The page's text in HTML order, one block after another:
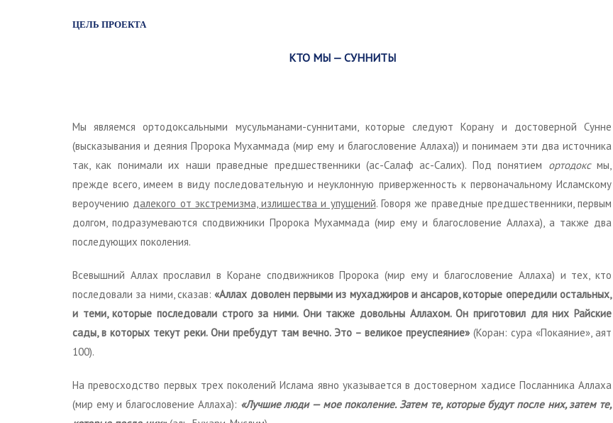
ЦЕЛЬ ПРОЕКТА
КТО МЫ — СУННИТЫ
Мы являемся ортодоксальными мусульманами-суннитами, которые следуют Корану и достоверной Сунне
(высказывания и деяния Пророка Мухаммада (мир ему и благословение Аллаха)) и понимаем эти два источника
так, как понимали их наши праведные предшественники (ас-Салаф ас-Салих). Под понятием ортодоксмы,
прежде всего, имеем в виду последовательную и неуклонную приверженность к первоначальному Исламскому
вероучению далекого от экстремизма, излишества и упущений. Говоря же праведные предшественники, первым
долгом, подразумеваются сподвижники Пророка Мухаммада (мир ему и благословение Аллаха), а также два
последующих поколения.
Всевышний Аллах прославил в Коране сподвижников Пророка (мир ему и благословение Аллаха) и тех, кто
последовали за ними, сказав:«Аллах доволен первыми из мухаджиров и ансаров, которые опередили остальных,
и теми, которые последовали строго за ними. Они также довольны Аллахом. Он приготовил для них Райские
сады, в которых текут реки. Они пребудут там вечно. Это – великое преуспеяние» (Коран: сура «Покаяние», аят
100).
На превосходство первых трех поколений Ислама явно указывается в достоверном хадисе Посланника Аллаха
(мир ему и благословение Аллаха): «Лучшие люди — мое поколение. Затем те, которые будут после них, затем те,